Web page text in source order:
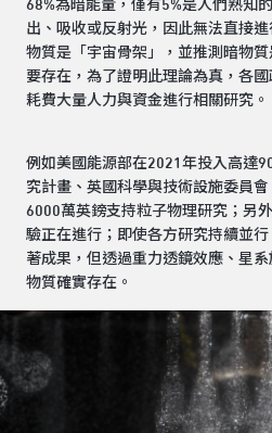
68%為暗能量，僅有5%是人們熟知
出、吸收或反射光，因此無法直接
物質是「宇宙骨架」，並推測暗物
要存在，為了證明此理論為真，各
耗費大量人力與資金進行相關研究。
例如美國能源部在2021年投入高達
究計畫、英國科學與技術設施委員
6000萬英鎊支持粒子物理研究；另
驗正在進行；即使各方研究持續並
著成果，但透過重力透鏡效應、星
物質確實存在。